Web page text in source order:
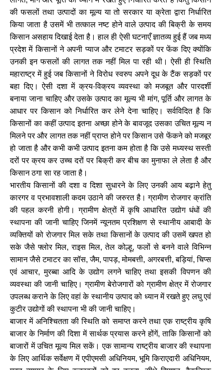
की फसलों तथा उत्पादों का मूल्य या तो सरकार या क्रेता द्वारा निर्धारित
किया जाता है उसमें भी तत्काल नष्ट होने वाले उत्पाद की बिक्री के समय
किसान असहाय दिखाई देता है। हाल ही ऐसी घटनाएँ ज्ञातव्य हुई हैं जब मध्य
प्रदेश में किसानों ने अपनी प्याज और टमाटर सड़कों पर फेंक दिए क्योंकि
उनकी इन फसलों की लागत तक नहीं मिल पा रही थी। ऐसी ही स्थिति
महाराष्ट्र में हुई जब किसानों ने विरोध स्वरुप अपने दूध के टैंक सड़कों पर
बहा दिए। ऐसी दशा में क्रय-विक्रय व्यवस्था को मजबूत और पारदर्शी
बनाया जाना चाहिए और उसके उत्पाद का मूल्य भी मांग,पूर्ति और लागत के
आधार पर किसान को निर्धारित कर लेने देना चाहिए। सर्वविदित है कि
किसानों का कहीं उत्पाद इतना अच्छा होने के बावजूद उसका उचित मूल्य न
मिलने पर और लागत तक नहीं प्राप्त होने पर किसान उसे फेंकने को मजबूर
हो जाता है और कभी कभी उत्पाद इतना कम होता है कि उसे मध्यस्थ सस्ती
दरों पर क्रय कर उच्च दरों पर बिक्री कर बीच का मुनाफा ले लेता है और
किसान ठगा सा रह जाता है।
भारतीय किसानों की दशा व दिशा सुधारने के लिए उनकी आय बढ़ाने हेतु
कारगर व प्रभावशाली कदम उठाने की जरुरत है। ग्रामीण रोजगार क्रांति
की पहल करनी होगी। ग्रामीण क्षेत्रों में कृषि आधारित उद्योग धंधों की
स्थापना की जानी चाहिए जिनमें न्यूनतम प्रशिक्षण से स्थानीय आबादी के
व्यक्तियों को रोजगार मिल सके तथा किसानों के उत्पाद की उसमें खपत हो
सके जैसे फ्लोर मिल,राइस मिल,तेल कोल्हू,फलों से बनने वाले विभिन्न
सामान जैसे टमाटर का सॉस,जैम,पापड़,मोमबत्ती, अगरबत्ती,बड़ियां,चिप्स
एवं आचार,मुरब्बा आदि के उद्योग लगने चाहिए तथा इसकी विपणन की
व्यवस्था की जानी चाहिए। ग्रामीण बेरोजगारों को ग्रामीण क्षेत्र में रोजगार
उपलब्ध कराने के लिए वहां के स्थानीय उत्पाद को ध्यान में रखते हुए लघु एवं
कुटीर उद्योगों की स्थापना भी की जानी चाहिए।
बाजार में अनिश्चितता की स्थिति को समाप्त करने तथा एक राष्ट्रीय कृषि
बाजार के निर्माण की दिशा में सार्थक प्रयास करने होंगें,ताकि किसानों को
बाजारों में उचित मूल्य मिल सकें। एक सामान्य राष्ट्रीय बाजार की स्थापना
के लिए आर्थिक सर्वेक्षण में एपीएमसी अधिनियम,भूमि किराएदारी अधिनियम,